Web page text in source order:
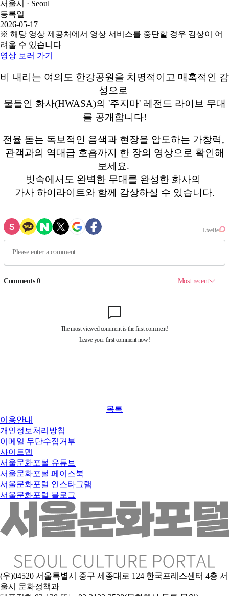
서울시 · Seoul
등록일
2026-05-17
※ 해당 영상 제공처에서 영상 서비스를 중단할 경우 감상이 어
려울 수 있습니다
영상 보러 가기
비 내리는 여의도 한강공원을 치명적이고 매혹적인 감
성으로
물들인 화사(HWASA)의 '주지마' 레전드 라이브 무대
를 공개합니다!
전율 돋는 독보적인 음색과 현장을 압도하는 가창력,
관객과의 역대급 호흡까지 한 장의 영상으로 확인해
보세요.
빗속에서도 완벽한 무대를 완성한 화사의
가사 하이라이트와 함께 감상하실 수 있습니다.
목록
이용안내
개인정보처리방침
이메일 무단수집거부
사이트맵
서울문화포털 유튜브
서울문화포털 페이스북
서울문화포털 인스타그램
서울문화포털 블로그
(우)04520 서울특별시 중구 세종대로 124 한국프레스센터 4층 서
울시 문화정책과